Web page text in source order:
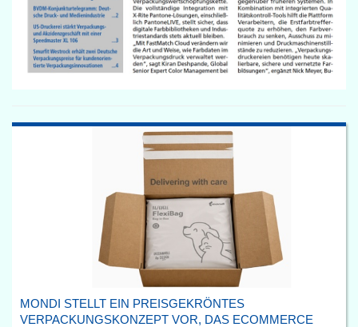
MONDI STELLT EIN PREISGEKRÖNTES
VERPACKUNGSKONZEPT VOR, DAS ECOMMERCE